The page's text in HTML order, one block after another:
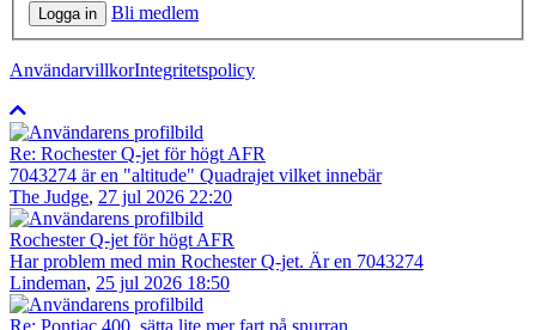
Logga in Bli medlem
AnvändarvillkorIntegritetspolicy
Re: Rochester Q-jet för högt AFR
7043274 är en "altitude" Quadrajet vilket innebär
The Judge, 27 jul 2026 22:20
Rochester Q-jet för högt AFR
Har problem med min Rochester Q-jet. Är en 7043274
Lindeman, 25 jul 2026 18:50
Re: Pontiac 400, sätta lite mer fart på snurran.